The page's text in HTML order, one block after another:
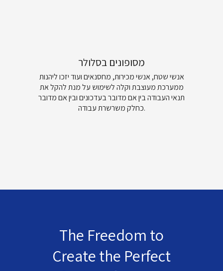
מסופונים בסלולר
אנשי שטח, אנשי מכירות, מחסנאים ועוד יזכו ליהנות
ממערכת מעוצבת וקלה לשימוש על מנת להקל את
תנאי העבודה בין אם מדובר בעדכונים ובין אם מדובר
כחלק משרשרת עבודה.
The Freedom to
Create the Perfect